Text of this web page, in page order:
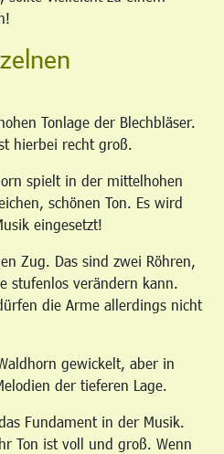
Tonlage der Blechbläser.
hierbei recht groß.
spielt in der mittelhohen
schönen Ton. Es wird
eingesetzt!
Zug. Das sind zwei Röhren,
stufenlos verändern kann.
die Arme allerdings nicht
gewickelt, aber in
der tieferen Lage.
Fundament in der Musik.
Ton ist voll und groß. Wenn